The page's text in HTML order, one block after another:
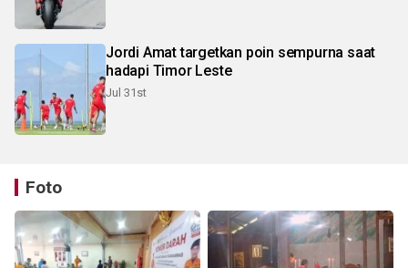
Jordi Amat targetkan poin sempurna saat
hadapi Timor Leste
Jul 31st
Foto